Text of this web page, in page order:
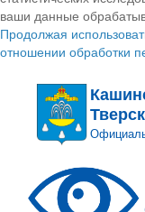
ваши данные
Продолжая
отношении обработки